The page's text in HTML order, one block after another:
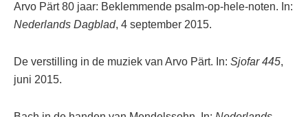
Arvo Pärt 80 jaar: Beklemmende psalm-op-hele-noten. In:
Nederlands Dagblad, 4 september 2015.
De verstilling in de muziek van Arvo Pärt. In: Sjofar 445,
juni 2015.